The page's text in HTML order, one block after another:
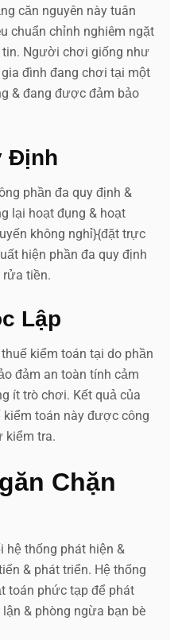
căn nguyên này tuân
chuẩn chỉnh nghiêm ngặt
Người chơi giống như
đình đang chơi tại một
& đang được đảm bảo
Định
phần đa quy định &
lại hoạt đụng & hoạt
không nghỉ}{đặt trực
hiện phần đa quy định
rửa tiền.
Lập
kiểm toán tại do phần
đảm an toàn tính cảm
ít trò chơi. Kết quả của
toán này được công
kiểm tra.
Chặn
hệ thống phát hiện &
& phát triển. Hệ thống
toán phức tạp để phát
& phòng ngừa bạn bè